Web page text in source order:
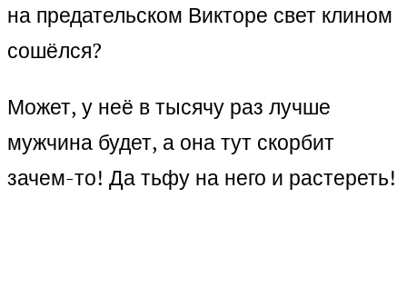
на предательском Викторе свет клином
сошёлся?
Может, у неё в тысячу раз лучше
мужчина будет, а она тут скорбит
зачем-то! Да тьфу на него и растереть!